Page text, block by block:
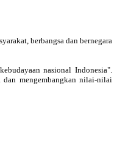
berbangsa dan bernegara
nasional Indonesia".
dan mengembangkan nilai-nilai